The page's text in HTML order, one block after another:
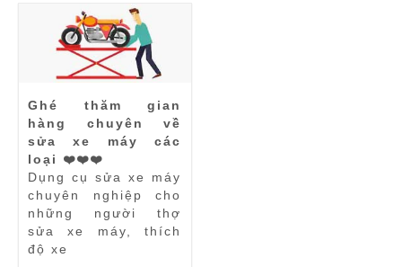
Ghé thăm gian
hàng chuyên về
sửa xe máy các
loại ❤️❤️❤️
Dụng cụ sửa xe máy
chuyên nghiệp cho
những người thợ
sửa xe máy, thích
độ xe